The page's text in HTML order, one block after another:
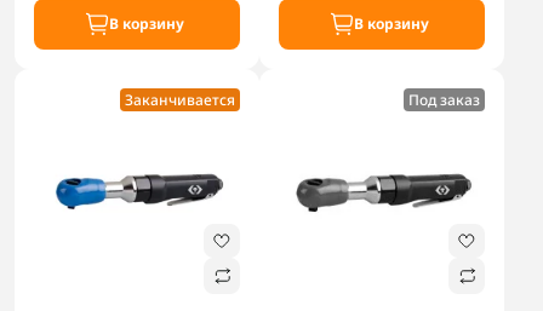
В корзину В корзину
Заканчивается Под заказ